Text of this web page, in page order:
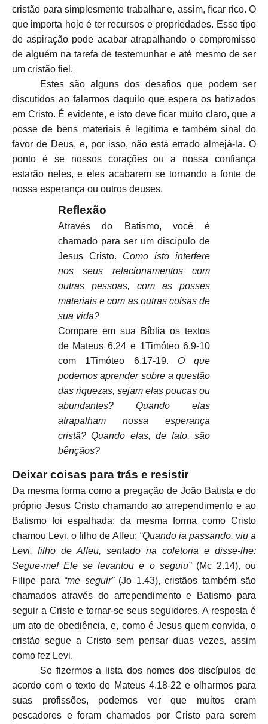
cristão para simplesmente trabalhar e, assim, ficar rico. O
que importa hoje é ter recursos e propriedades. Esse tipo
de aspiração pode acabar atrapalhando o compromisso
de alguém na tarefa de testemunhar e até mesmo de ser
um cristão fiel.
Estes são alguns dos desafios que podem ser
discutidos ao falarmos daquilo que espera os batizados
em Cristo. É evidente, e isto deve ficar muito claro, que a
posse de bens materiais é legítima e também sinal do
favor de Deus, e, por isso, não está errado almejá-la. O
ponto é se nossos corações ou a nossa confiança
estarão neles, e eles acabarem se tornando a fonte de
nossa esperança ou outros deuses.
Reflexão
Através do Batismo, você é
chamado para ser um discípulo de
Jesus Cristo. Como isto interfere
nos seus relacionamentos com
outras pessoas, com as posses
materiais e com as outras coisas de
sua vida?
Compare em sua Bíblia os textos
de Mateus 6.24 e 1Timóteo 6.9-10
com 1Timóteo 6.17-19. O que
podemos aprender sobre a questão
das riquezas, sejam elas poucas ou
abundantes? Quando elas
atrapalham nossa esperança
cristã? Quando elas, de fato, são
bênçãos?
Deixar coisas para trás e resistir
Da mesma forma como a pregação de João Batista e do
próprio Jesus Cristo chamando ao arrependimento e ao
Batismo foi espalhada; da mesma forma como Cristo
chamou Levi, o filho de Alfeu: “Quando ia passando, viu a
Levi, filho de Alfeu, sentado na coletoria e disse-lhe:
Segue-me! Ele se levantou e o seguiu”(Mc 2.14), ou
Filipe para “me seguir”(Jo 1.43), cristãos também são
chamados através do arrependimento e Batismo para
seguir a Cristo e tornar-se seus seguidores. A resposta é
um ato de obediência, e, como é Jesus quem convida, o
cristão segue a Cristo sem pensar duas vezes, assim
como fez Levi.
Se fizermos a lista dos nomes dos discípulos de
acordo com o texto de Mateus 4.18-22 e olharmos para
suas profissões, podemos ver que muitos eram
pescadores e foram chamados por Cristo para serem